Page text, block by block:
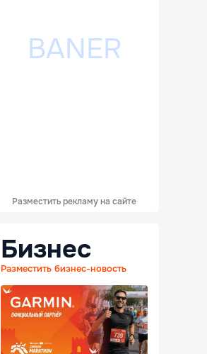
Разместить рекламу на сайте
Бизнес
Разместить бизнес-новость